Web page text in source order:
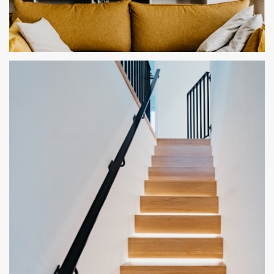
BÜCHERWAND NACH MASS
CREMEWEISS KOMBINIERT MIT EICHE MATT